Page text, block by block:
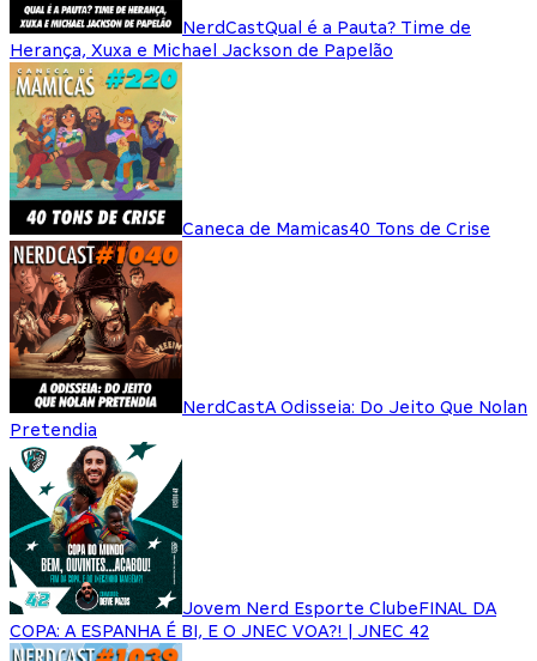
NerdCastQual é a Pauta? Time de
Herança, Xuxa e Michael Jackson de Papelão
Caneca de Mamicas40 Tons de Crise
NerdCastA Odisseia: Do Jeito Que Nolan
Pretendia
Jovem Nerd Esporte ClubeFINAL DA
COPA: A ESPANHA É BI, E O JNEC VOA?! | JNEC 42